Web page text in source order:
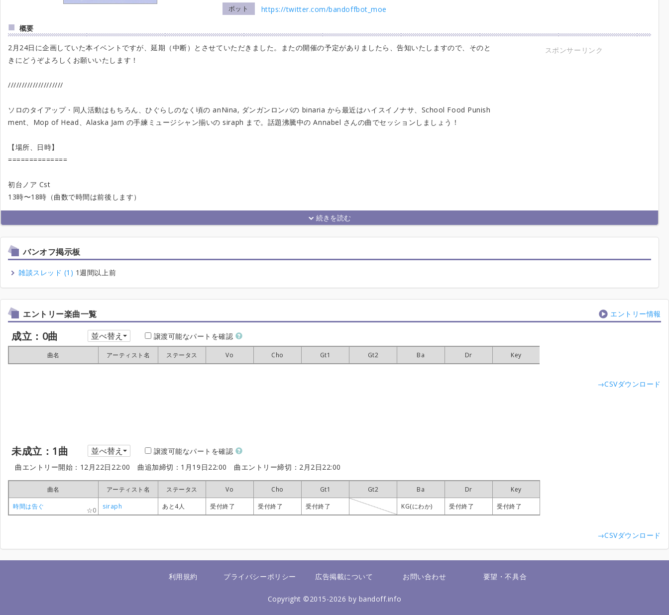
ボット
https://twitter.com/bandoffbot_moe
概要
スポンサーリンク
2月24日に企画していた本イベントですが、延期（中断）とさせていただきました。またの開催の予定がありましたら、告知いたしますので、そのと
きにどうぞよろしくお願いいたします！
////////////////////
ソロのタイアップ・同人活動はもちろん、ひぐらしのなく頃の anNina, ダンガンロンパの binaria から最近はハイスイノナサ、School Food Punish
ment、Mop of Head、Alaska Jam の手練ミュージシャン揃いの siraph まで。話題沸騰中の Annabel さんの曲でセッションしましょう！
【場所、日時】
==============
初台ノア Cst
13時〜18時（曲数で時間は前後します）
バンオフ掲示板
雑談スレッド (1) 1週間以上前
エントリー楽曲一覧 エントリー情報
成立：0曲 並べ替え 譲渡可能なパートを確認
曲名 アーティスト名 ステータス Vo Cho Gt1 Gt2 Ba Dr Key
曲名 アーティスト名 ステータス Vo Cho Gt1 Gt2 Ba Dr Key
曲名 アーティスト名 ステータス Vo Cho Gt1 Gt2 Ba Dr Key
曲名 アーティスト名 ステータス Vo Cho Gt1 Gt2 Ba Dr Key
→CSVダウンロード
未成立：1曲 並べ替え
譲渡可能なパートを確認
曲エントリー開始：12月22日22:00 曲追加締切：1月19日22:00 曲エントリー締切：2月2日22:00
曲名 アーティスト名 ステータス Vo Cho Gt1 Gt2 Ba Dr
Key
時間は告ぐ
0 siraph あと4人 受付終了 受付終了 受付終了 KG(にわか) 受付終了 受付終了
曲名 アーティスト名 ステータス Vo Cho Gt1 Gt2 Ba Dr
Key
時間は告ぐ
0 siraph あと4人 受付終了 受付終了 受付終了 KG(にわか) 受付終了 受付終了
曲名 アーティスト名 ステータス Vo Cho Gt1 Gt2 Ba Dr
Key
時間は告ぐ
0 siraph あと4人 受付終了 受付終了 受付終了 KG(にわか) 受付終了 受付終了
曲名 アーティスト名 ステータス Vo Cho Gt1 Gt2 Ba Dr
Key
時間は告ぐ
0 siraph あと4人 受付終了 受付終了 受付終了 KG(にわか) 受付終了 受付終了
→CSVダウンロード
利用規約 プライバシーポリシー 広告掲載について お問い合わせ 要望・不具合
Copyright ©2015-2026 by bandoff.info